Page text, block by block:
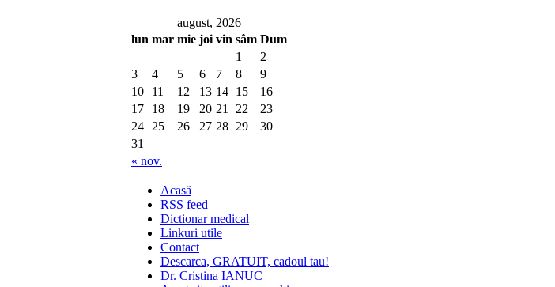
august, 2026
lun mar mie joi vin sâm Dum
« nov.
1
2
3
4 5 6 7 8
9
10
11 12 13 14 15
16
17
18 19 20 21 22
23
24
25 26 27 28 29
30
31
Acasă
RSS feed
Dictionar medical
Linkuri utile
Contact
Descarca, GRATUIT, cadoul tau!
Dr. Cristina IANUC